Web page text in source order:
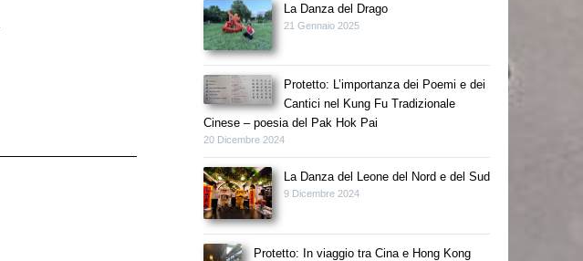
La Danza del Drago
21 Gennaio 2025
Protetto: L’importanza dei Poemi e dei
Cantici nel Kung Fu Tradizionale
Cinese – poesia del Pak Hok Pai
20 Dicembre 2024
La Danza del Leone del Nord e del Sud
9 Dicembre 2024
Protetto: In viaggio tra Cina e Hong Kong